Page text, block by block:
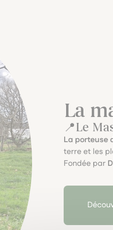
La
Le
La porteuse
terre et les
Fondée par
ÉLIXIRS
Sa
notre vision
Dans notre